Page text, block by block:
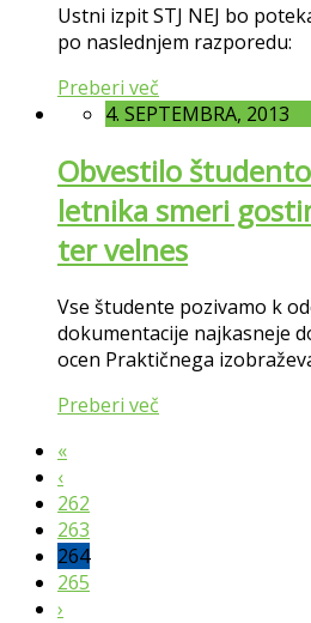
Ustni izpit STJ NEJ bo
po naslednjem razporedu:
Preberi več
4. SEPTEMBRA, 2013
Obvestilo
letnika smeri
ter velnes
Vse študente pozivamo k
dokumentacije najkasneje
ocen Praktičnega
Preberi več
«
‹
262
263
264
265
›